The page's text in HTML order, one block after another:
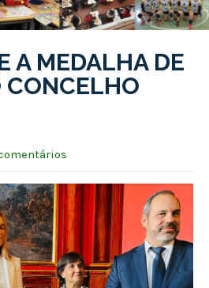
A MEDALHA DE
CONCELHO